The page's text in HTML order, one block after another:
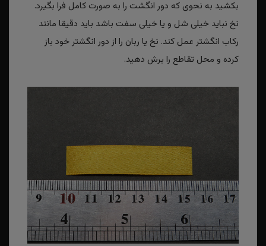
بکشید به نحوی که دور انگشت را به صورت کامل فرا بگیرد.
نخ نباید خیلی شل و یا خیلی سفت باشد باید دقیقا مانند
رکاب انگشتر عمل کند. نخ یا ربان را از دور انگشتر خود باز
کرده و محل تقاطع را برش دهید.